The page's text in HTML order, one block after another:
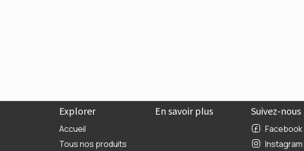
Explorer
Accueil
Tous nos produits
En savoir plus Suivez-nous
Facebook
Instagram